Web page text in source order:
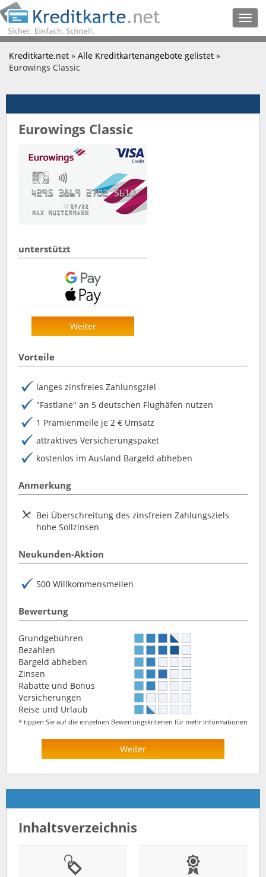
Kreditkarte.net » Alle Kreditkartenangebote gelistet »
Eurowings Classic
Eurowings Classic
unterstützt
Weiter
Vorteile
langes zinsfreies Zahlunsgziel
"Fastlane" an 5 deutschen Flughäfen nutzen
1 Prämienmeile je 2 € Umsatz
attraktives Versicherungspaket
kostenlos im Ausland Bargeld abheben
Anmerkung
Bei Überschreitung des zinsfreien Zahlungsziels
hohe Sollzinsen
Neukunden-Aktion
500 Willkommensmeilen
Bewertung
Grundgebühren
Bezahlen
Bargeld abheben
Zinsen
Rabatte und Bonus
Versicherungen
Reise und Urlaub
* tippen Sie auf die einzelnen Bewertungskriterien für mehr Informationen
Weiter
Inhaltsverzeichnis